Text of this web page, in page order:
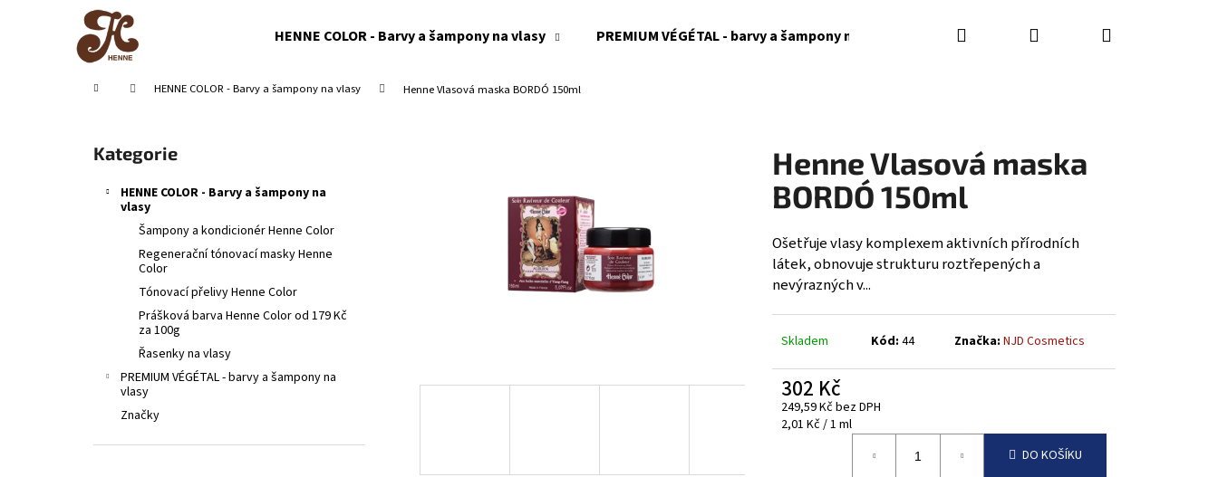
HENNE COLOR - Barvy a šampony na vlasy PREMIUM VÉGÉTAL - barvy a šampony na vlasy Obchodní podmínky
Hledat PřihlášeníNákupní
Domů HENNE COLOR - Barvy a šampony na vlasy Henne Vlasová maska BORDÓ 150ml
Přeskočit
kategorie
Kategorie
HENNE COLOR - Barvy a šampony na
vlasy
Šampony a kondicionér Henne Color
Regenerační tónovací masky Henne
Color
Tónovací přelivy Henne Color
Prášková barva Henne Color od 179 Kč
za 100g
Řasenky na vlasy
PREMIUM VÉGÉTAL - barvy a šampony na
vlasy
Značky
Henne Vlasová maska
BORDÓ 150ml
Ošetřuje vlasy komplexem aktivních přírodních
látek, obnovuje strukturu roztřepených a
nevýrazných v...
Skladem Kód: 44 Značka: NJD Cosmetics
302 Kč
249,59 Kč bez DPH
Měrná
2,01 Kč / 1 ml
DO KOŠÍKU
Zpět
Zpět
Co potřebujete najít?
Doporučujeme
Následující
HENNA BARVA NA VLASY BORDÓ 100G
HENNE KONDICIONER 250ML